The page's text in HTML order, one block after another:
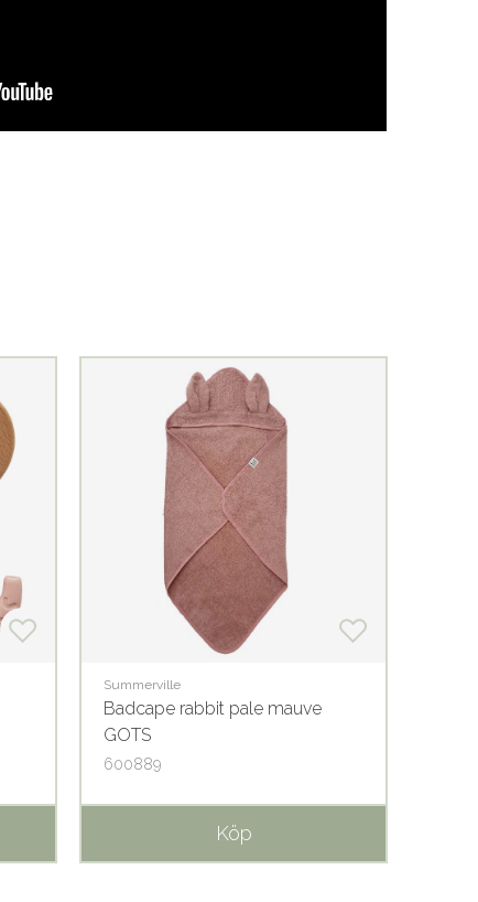
Summerville
Badcape rabbit pale mauve
GOTS
600889
Köp